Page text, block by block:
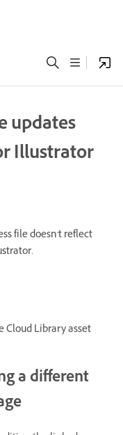
updates
Illustrator
file doesn't reflect
Cloud Library asset
a different